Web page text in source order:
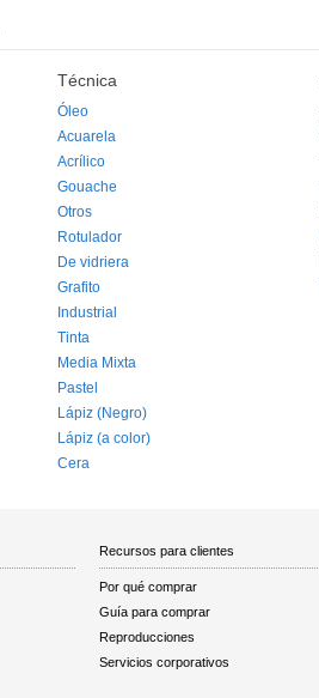
Técnica
Óleo
Acuarela
Acrílico
Gouache
Otros
Rotulador
De vidriera
Grafito
Industrial
Tinta
Media Mixta
Pastel
Lápiz (Negro)
Lápiz (a color)
Cera
Recursos para clientes
Por qué comprar
Guía para comprar
Reproducciones
Servicios corporativos